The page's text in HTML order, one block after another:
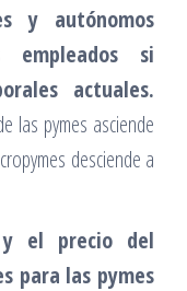
y autónomos
empleados si
actuales.
las pymes asciende
desciende a
y el precio del
para las pymes